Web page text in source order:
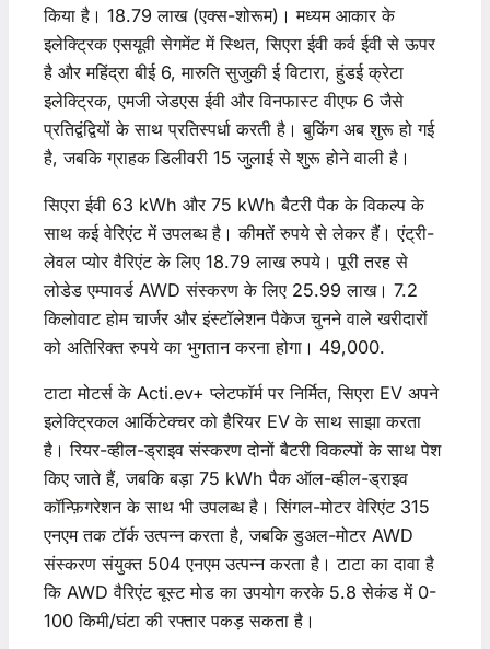
किया है। 18.79 लाख (एक्स-शोरूम)। मध्यम आकार के
इलेक्ट्रिक एसयूवी सेगमेंट में स्थित, सिएरा ईवी कर्व ईवी से ऊपर
है और महिंद्रा बीई 6, मारुति सुजुकी ई विटारा, हुंडई क्रेटा
इलेक्ट्रिक, एमजी जेडएस ईवी और विनफास्ट वीएफ 6 जैसे
प्रतिद्वंद्वियों के साथ प्रतिस्पर्धा करती है। बुकिंग अब शुरू हो गई
है, जबकि ग्राहक डिलीवरी 15 जुलाई से शुरू होने वाली है।
सिएरा ईवी 63 kWh और 75 kWh बैटरी पैक के विकल्प के
साथ कई वेरिएंट में उपलब्ध है। कीमतें रुपये से लेकर हैं। एंट्री-
लेवल प्योर वैरिएंट के लिए 18.79 लाख रुपये। पूरी तरह से
लोडेड एम्पावर्ड AWD संस्करण के लिए 25.99 लाख। 7.2
किलोवाट होम चार्जर और इंस्टॉलेशन पैकेज चुनने वाले खरीदारों
को अतिरिक्त रुपये का भुगतान करना होगा। 49,000.
टाटा मोटर्स के Acti.ev+ प्लेटफॉर्म पर निर्मित, सिएरा EV अपने
इलेक्ट्रिकल आर्किटेक्चर को हैरियर EV के साथ साझा करता
है। रियर-व्हील-ड्राइव संस्करण दोनों बैटरी विकल्पों के साथ पेश
किए जाते हैं, जबकि बड़ा 75 kWh पैक ऑल-व्हील-ड्राइव
कॉन्फ़िगरेशन के साथ भी उपलब्ध है। सिंगल-मोटर वेरिएंट 315
एनएम तक टॉर्क उत्पन्न करता है, जबकि डुअल-मोटर AWD
संस्करण संयुक्त 504 एनएम उत्पन्न करता है। टाटा का दावा है
कि AWD वैरिएंट बूस्ट मोड का उपयोग करके 5.8 सेकंड में 0-
100 किमी/घंटा की रफ्तार पकड़ सकता है।